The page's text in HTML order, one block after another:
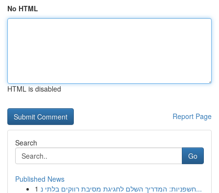
No HTML
HTML is disabled
Report Page
Search
Go
Published News
1
חשפניות: המדריך השלם לחגיגת מסיבת רווקים בלתי נ...